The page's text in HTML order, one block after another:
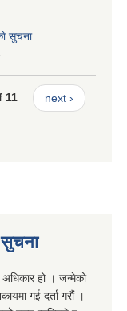
सुचना
11 next ›
सुचना
अधिकार हो । जन्मेको
गई दर्ता गरौं ।